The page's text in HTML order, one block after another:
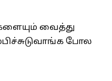
வைத்து
போல